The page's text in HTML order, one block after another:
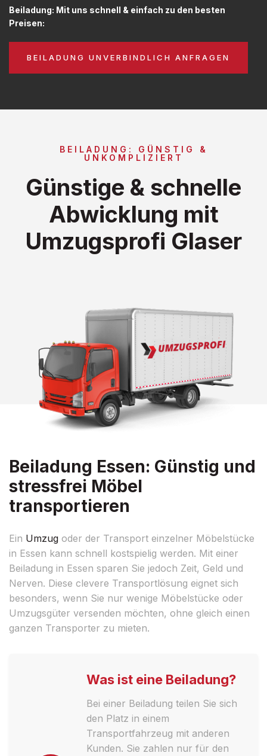
Beiladung: Mit uns schnell & einfach zu den besten
Preisen:
BEILADUNG UNVERBINDLICH ANFRAGEN
BEILADUNG: GÜNSTIG &
UNKOMPLIZIERT
Günstige & schnelle
Abwicklung mit
Umzugsprofi Glaser
Beiladung Essen: Günstig und
stressfrei Möbel
transportieren
Ein Umzug oder der Transport einzelner Möbelstücke
in Essen kann schnell kostspielig werden. Mit einer
Beiladung in Essen sparen Sie jedoch Zeit, Geld und
Nerven. Diese clevere Transportlösung eignet sich
besonders, wenn Sie nur wenige Möbelstücke oder
Umzugsgüter versenden möchten, ohne gleich einen
ganzen Transporter zu mieten.
Was ist eine Beiladung?
Bei einer Beiladung teilen Sie sich
den Platz in einem
Transportfahrzeug mit anderen
Kunden. Sie zahlen nur für den